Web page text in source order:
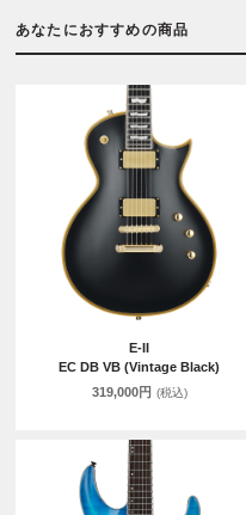
あなたにおすすめの商品
E-II
EC DB VB (Vintage Black)
319,000円 (税込)